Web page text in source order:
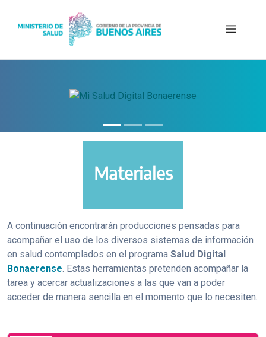
Menú
Materiales
A continuación encontrarán producciones pensadas para
acompañar el uso de los diversos sistemas de información
en salud contemplados en el programa Salud Digital
Bonaerense . Estas herramientas pretenden acompañar la
tarea y acercar actualizaciones a las que van a poder
acceder de manera sencilla en el momento que lo necesiten.